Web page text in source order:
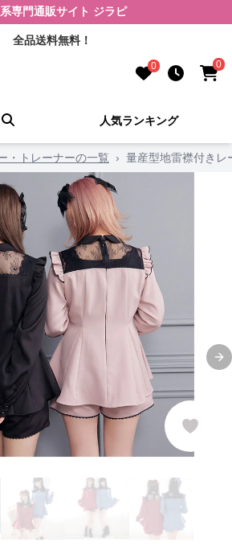
専門通販サイト ジラピ
全品送料無料！
0 0
人気ランキング
・トレーナーの一覧 › 量産型地雷襟付きレ